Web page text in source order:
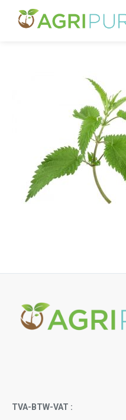
TVA-BTW-VAT :